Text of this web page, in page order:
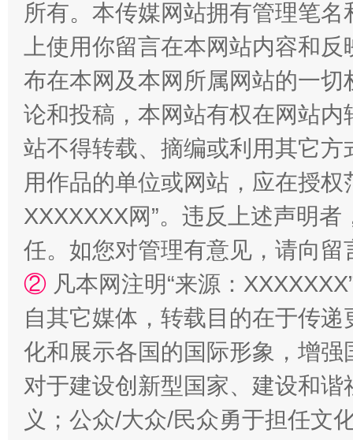
漫山遍野的桃花与雪山、麦地、白藏房 除
招工难、用工荒背后
所有。本传媒网站拥有管理笔
上使用你留言在本网站内容和
布在本网及本网所属网站的一
论和投稿，本网站有权在网站
站不得转载、摘编或利用其它
用作品的单位或网站，应在授
XXXXXXX网”。违反上述声明
任。如您对管理有意见，请向
② 凡本网注明“来源：
自其它媒体，转载目的在于传
化和展示各国的国际形象，增
对于建设创新型国家、建设和
义；公众/大众/民众勇于担任文